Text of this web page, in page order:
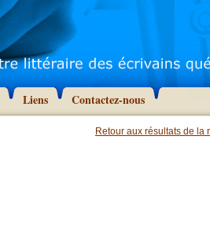
Liens Contactez-nous
Retour aux résultats de la